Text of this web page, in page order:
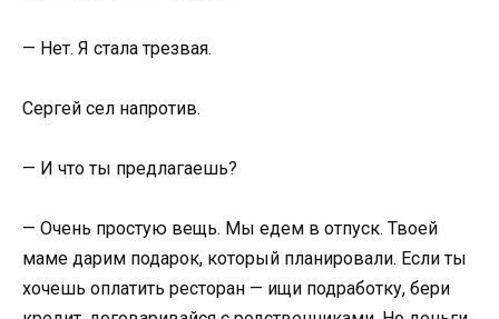
— Нет. Я стала трезвая.
Сергей сел напротив.
— И что ты предлагаешь?
— Очень простую вещь. Мы едем в отпуск. Твоей
маме дарим подарок, который планировали. Если ты
хочешь оплатить ресторан — ищи подработку, бери